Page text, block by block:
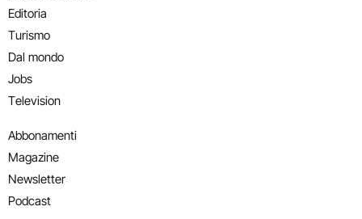
Editoria
Turismo
Dal mondo
Jobs
Television
Abbonamenti
Magazine
Newsletter
Podcast